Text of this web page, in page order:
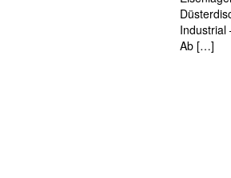
Industrial
Ab […]